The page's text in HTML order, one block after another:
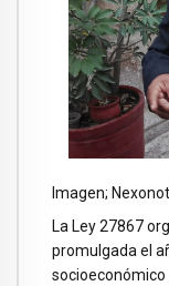
Imagen;
La Ley 27867
promulgada el
socioeconómico